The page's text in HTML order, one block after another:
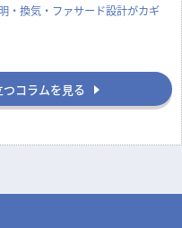
・換気・ファサード設計がカギ
コラムを見る